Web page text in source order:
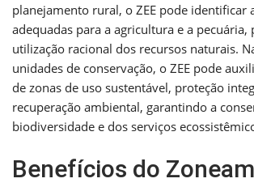
planejamento rural, o ZEE pode identificar
adequadas para a agricultura e a
utilização racional dos recursos naturais.
unidades de conservação, o ZEE pode
de zonas de uso sustentável, proteção
recuperação ambiental, garantindo a
biodiversidade e dos serviços
Benefícios do